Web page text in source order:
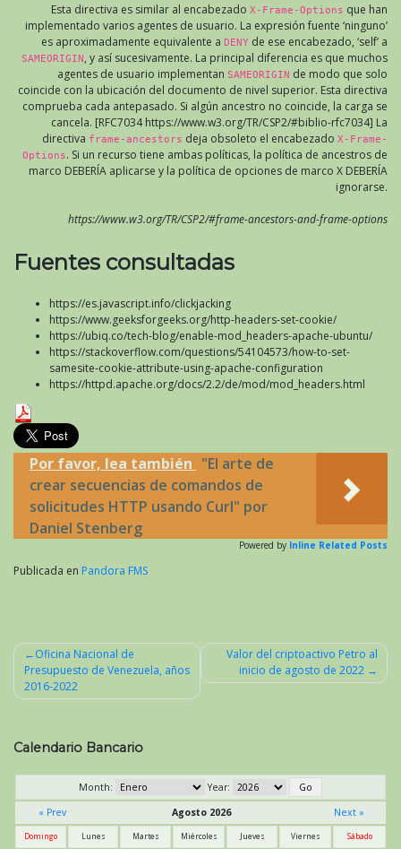
Esta directiva es similar al encabezado X-Frame-Options que han
implementado varios agentes de usuario. La expresión fuente ‘ninguno’
es aproximadamente equivalente a DENY de ese encabezado, ‘self’ a
SAMEORIGIN, y así sucesivamente. La principal diferencia es que muchos
agentes de usuario implementan SAMEORIGIN de modo que solo
coincide con la ubicación del documento de nivel superior. Esta directiva
comprueba cada antepasado. Si algún ancestro no coincide, la carga se
cancela. [RFC7034 https://www.w3.org/TR/CSP2/#biblio-rfc7034] La
directiva frame-ancestors deja obsoleto el encabezado X-Frame-
Options. Si un recurso tiene ambas políticas, la política de ancestros de
marco DEBERÍA aplicarse y la política de opciones de marco X DEBERÍA
ignorarse.
https://www.w3.org/TR/CSP2/#frame-ancestors-and-frame-options
Fuentes consultadas
https://es.javascript.info/clickjacking
https://www.geeksforgeeks.org/http-headers-set-cookie/
https://ubiq.co/tech-blog/enable-mod_headers-apache-ubuntu/
https://stackoverflow.com/questions/54104573/how-to-set-
samesite-cookie-attribute-using-apache-configuration
https://httpd.apache.org/docs/2.2/de/mod/mod_headers.html
Por favor, lea también "El arte de
crear secuencias de comandos de
solicitudes HTTP usando Curl" por
Daniel Stenberg
Powered by Inline Related Posts
Publicada en Pandora FMS
Navegación
de
Oficina Nacional de
Presupuesto de Venezuela, años
2016-2022
Valor del criptoactivo Petro al
inicio de agosto de 2022
Calendario Bancario
Month:
Year:
« Prev
Agosto 2026 Next »
Domingo Lunes Martes Miércoles Jueves Viernes Sábado